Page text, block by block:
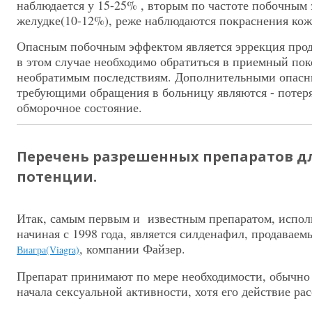
наблюдается у 15-25% , вторым по частоте
желудке(10-12%), реже наблюдаются покраснения
Опасным побочным эффектом является эррекция
в этом случае необходимо обратиться в приемный
необратимым последствиям. Дополнительными
требующими обращения в больницу являются -
обморочное состояние.
Перечень разрешенных препаратов
потенции.
Итак, самым первым и известным препаратом,
начиная с 1998 года, является силденафил,
Виагра(Viagra), компании Файзер.
Препарат принимают по мере необходимости,
начала сексуальной активности, хотя его действие